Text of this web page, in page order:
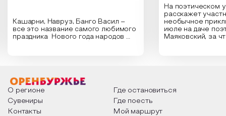
Кашарни, Навруз, Банго Васил –
все это название самого любимого
праздника Нового года народов
о том, как встречают новый год в
разных уголках страны, какие
обряды совершают на удачу и
благополучие, в чем схожи и
различаются традиции. Кто такой
На поэтическом
расскажет
необычное
июле на даче
Маяковский, за
Твардовского и
О регионе
Где остановиться
Сувениры
Где поесть
Контакты
Мой маршрут